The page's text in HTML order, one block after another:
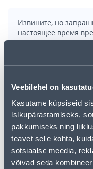
Veebilehel on
Kasutame küpsiseid
isikupärastamiseks,
pakkumiseks ning
teavet selle kohta,
sotsiaalse meedia,
võivad seda
Извините, но
настоящее время
большого спроса.
альтернативы из
главную страницу
функцию поиска,
варианты. Удачных
Доставка